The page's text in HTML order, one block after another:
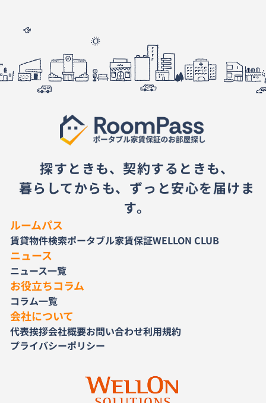
探すときも、契約するときも、
暮らしてからも、ずっと安心を届けま
す。
ルームパス
賃貸物件検索ポータブル家賃保証WELLON CLUB
ニュース
ニュース一覧
お役立ちコラム
コラム一覧
会社について
代表挨拶会社概要お問い合わせ利用規約
プライバシーポリシー